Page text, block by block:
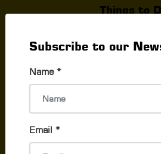
Subscribe to our
Name *
Email *
Things to
Events &
Shopping &